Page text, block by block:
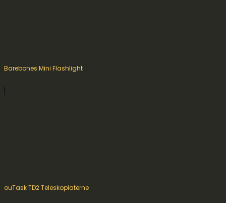
Barebones Mini Flashlight
ouTask TD2 Teleskoplaterne